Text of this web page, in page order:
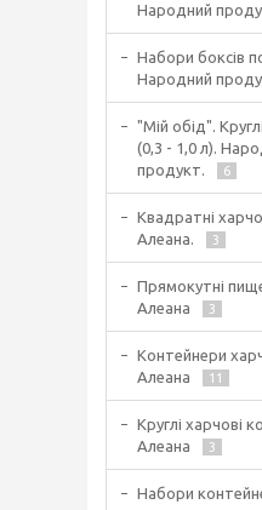
Народний
Набори боксів
Народний
"Мій обід".
(0,3 - 1,0 л).
продукт.
6
Квадратні
Алеана.
3
Прямокутні
Алеана
3
Контейнери
Алеана
11
Круглі харчові
Алеана
3
Набори